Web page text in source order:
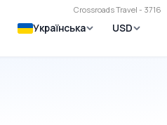
Crossroads Travel - 3716
Українська USD